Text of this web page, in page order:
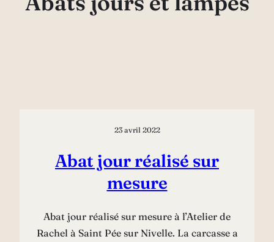
23 avril 2022
Abat jour réalisé sur
mesure
Abat jour réalisé sur mesure à l’Atelier de
Rachel à Saint Pée sur Nivelle. La carcasse a